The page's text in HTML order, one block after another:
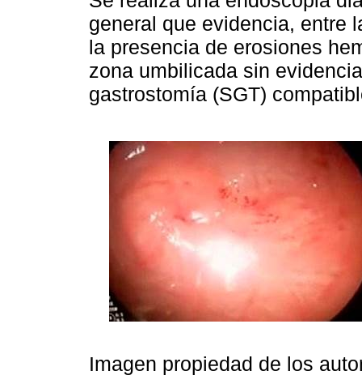
general que evidencia, entre
la presencia de erosiones
zona umbilicada sin
gastrostomía (SGT)
Imagen propiedad de los